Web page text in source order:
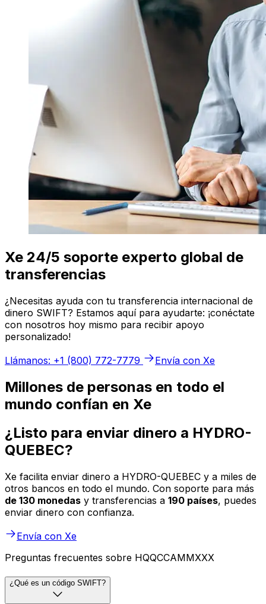
Xe 24/5 soporte experto global de
transferencias
¿Necesitas ayuda con tu transferencia internacional de
dinero SWIFT? Estamos aquí para ayudarte: ¡conéctate
con nosotros hoy mismo para recibir apoyo
personalizado!
Llámanos: +1 (800) 772-7779
Envía con Xe
Millones de personas en todo el
mundo confían en Xe
¿Listo para enviar dinero a HYDRO-
QUEBEC?
Xe facilita enviar dinero a HYDRO-QUEBEC y a miles de
otros bancos en todo el mundo. Con soporte para más
de 130 monedas y transferencias a 190 países, puedes
enviar dinero con confianza.
Envía con Xe
Preguntas frecuentes sobre HQQCCAMMXXX
¿Qué es un código SWIFT?